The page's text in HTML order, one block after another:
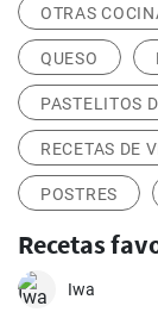
OTRAS
QUESO
PASTELITOS
RECETAS DE
POSTRES
Recetas
Iwa